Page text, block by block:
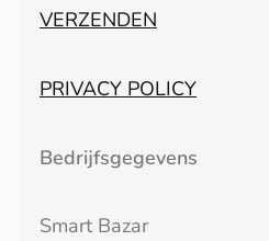
VERZENDEN
PRIVACY POLICY
Bedrijfsgegevens
Smart Bazar